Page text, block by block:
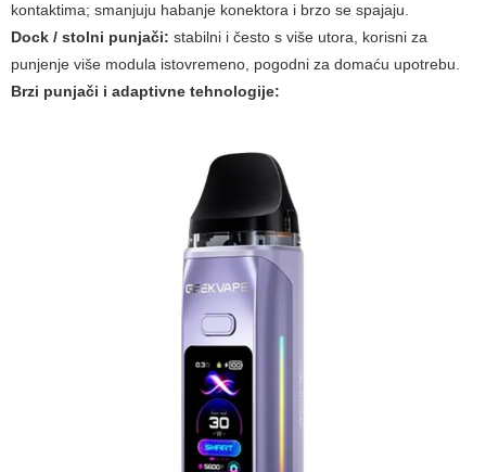
kontaktima; smanjuju habanje konektora i brzo se spajaju.
Dock / stolni punjači: stabilni i često s više utora, korisni za
punjenje više modula istovremeno, pogodni za domaću upotrebu.
Brzi punjači i adaptivne tehnologije: